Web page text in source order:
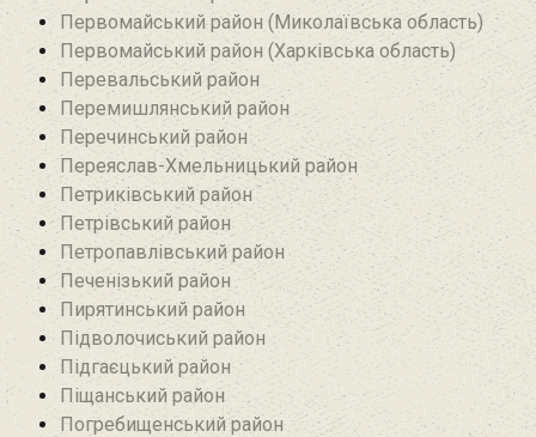
Первомайський район (Миколаївська область)
Первомайський район (Харківська область)
Перевальський район‎
Перемишлянський район
Перечинський район
Переяслав-Хмельницький район
Петриківський район
Петрівський район‎
Петропавлівський район
Печенізький район
Пирятинський район
Підволочиський район
Підгаєцький район
Піщанський район
Погребищенський район